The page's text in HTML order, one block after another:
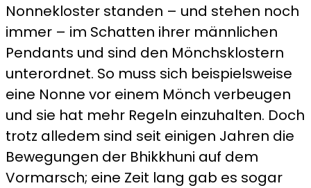
Nonnekloster standen – und stehen noch
immer – im Schatten ihrer männlichen
Pendants und sind den Mönchsklostern
unterordnet. So muss sich beispielsweise
eine Nonne vor einem Mönch verbeugen
und sie hat mehr Regeln einzuhalten. Doch
trotz alledem sind seit einigen Jahren die
Bewegungen der Bhikkhuni auf dem
Vormarsch; eine Zeit lang gab es sogar